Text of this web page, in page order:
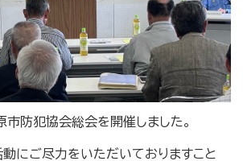
防犯協会総会を開催しました。
動にご尽力をいただいておりますこと